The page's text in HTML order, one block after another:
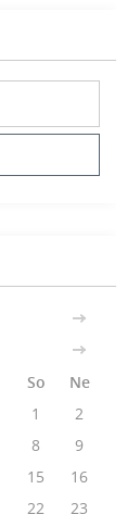
>>
>>
So
Ne
1
2
8
9
15
16
22
23